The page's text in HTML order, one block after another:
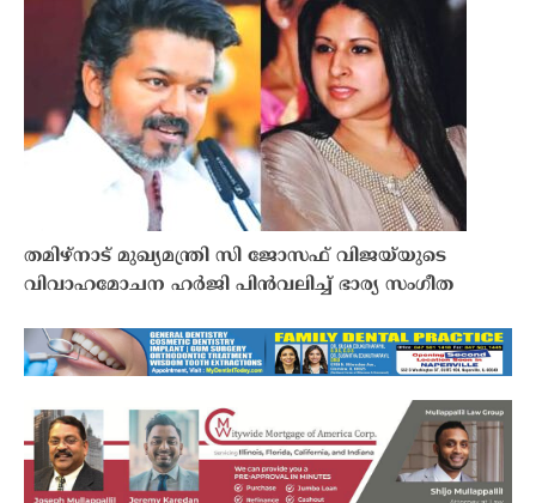
തമിഴ്നാട് മുഖ്യമന്ത്രി സി ജോസഫ് വിജയ്‌യുടെ
വിവാഹമോചന ഹർജി പിൻവലിച്ച് ഭാര്യ സംഗീത